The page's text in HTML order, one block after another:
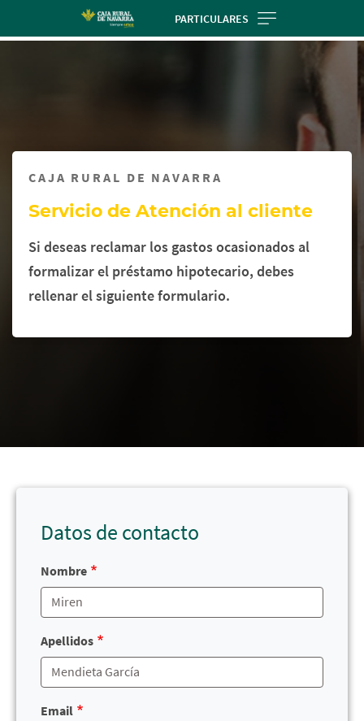
PARTICULARES
CAJA RURAL DE NAVARRA
Servicio de Atención al cliente
Si deseas reclamar los gastos ocasionados al
formalizar el préstamo hipotecario, debes
rellenar el siguiente formulario.
Datos de contacto
Nombre
Apellidos
Email